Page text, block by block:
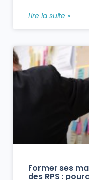
Lire la suite »
Former ses
des RPS :